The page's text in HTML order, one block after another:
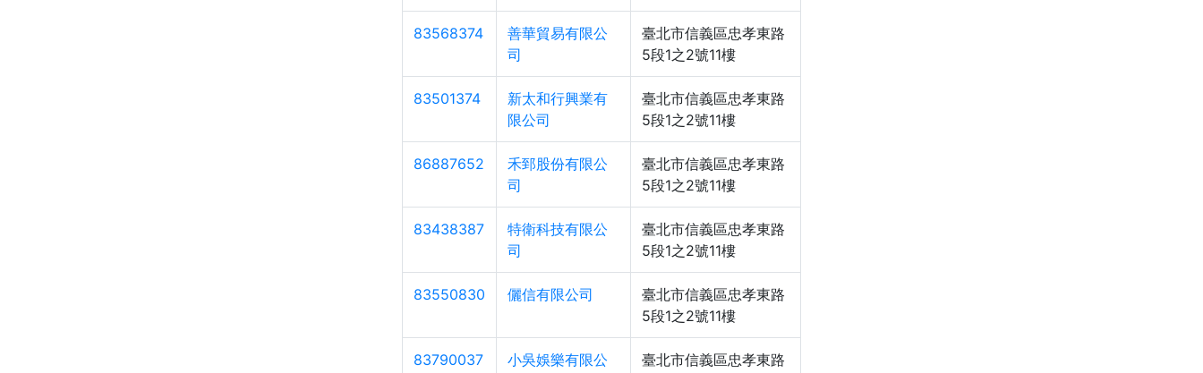
83568374
善華貿易有限公
司
臺北市信義區忠孝東路
5段1之2號11樓
83501374
新太和行興業有
限公司
臺北市信義區忠孝東路
5段1之2號11樓
86887652
禾郅股份有限公
司
臺北市信義區忠孝東路
5段1之2號11樓
83438387
特衛科技有限公
司
臺北市信義區忠孝東路
5段1之2號11樓
83550830 儷信有限公司
臺北市信義區忠孝東路
5段1之2號11樓
83790037
小吳娛樂有限公
臺北市信義區忠孝東路